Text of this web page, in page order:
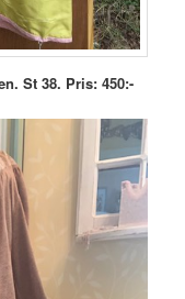
St 38. Pris: 450:-